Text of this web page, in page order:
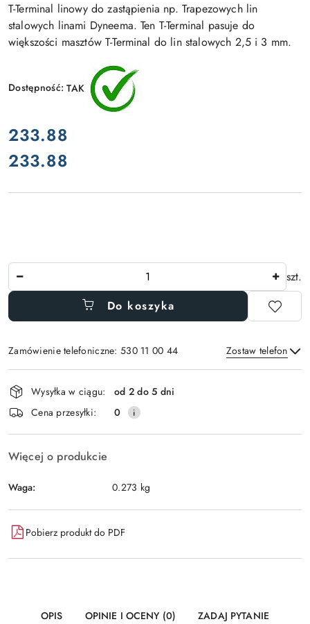
T-Terminal linowy do zastąpienia np. Trapezowych lin
stalowych linami Dyneema. Ten T-Terminal pasuje do
większości masztów T-Terminal do lin stalowych 2,5 i 3 mm.
Dostępność:TAK
cena:
233.88
Cena:
233.88
szt.
Do koszyka
Zamówienie telefoniczne: 530 11 00 44 Zostaw telefon
Wyślij
Dostępność
i
dostawa
Wysyłka w ciągu:
od 2 do 5 dni
Cena przesyłki:
0
Więcej o produkcie
Waga: 0.273 kg
Pobierz produkt do PDF
OPIS OPINIE I OCENY (0) ZADAJ PYTANIE